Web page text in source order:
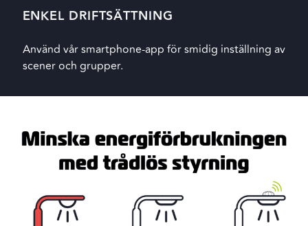
ENKEL DRIFTSÄTTNING
Använd vår smartphone-app för smidig inställning av
scener och grupper.